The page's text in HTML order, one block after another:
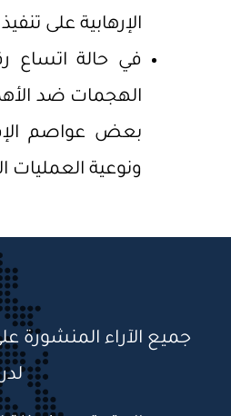
الإرهابية على
في حالة اتساع
الهجمات ضد
بعض عواصم
ونوعية العمليات
جميع الآراء المنشورة